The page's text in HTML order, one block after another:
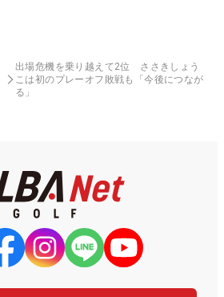
出場危機を乗り越えて2位 ささきしょう
こは初のプレーオフ敗戦も「今後につなが
る」